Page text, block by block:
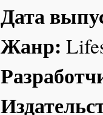
Дата
Жанр: